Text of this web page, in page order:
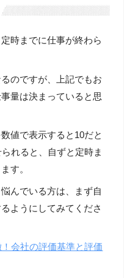
時までに仕事が終わら
のですが、上記でもお
量は決まっていると思
値で表示すると10だと
れると、自ずと定時ま
す。
んでいる方は、まず自
ようにしてみてくださ
会社の評価基準と評価